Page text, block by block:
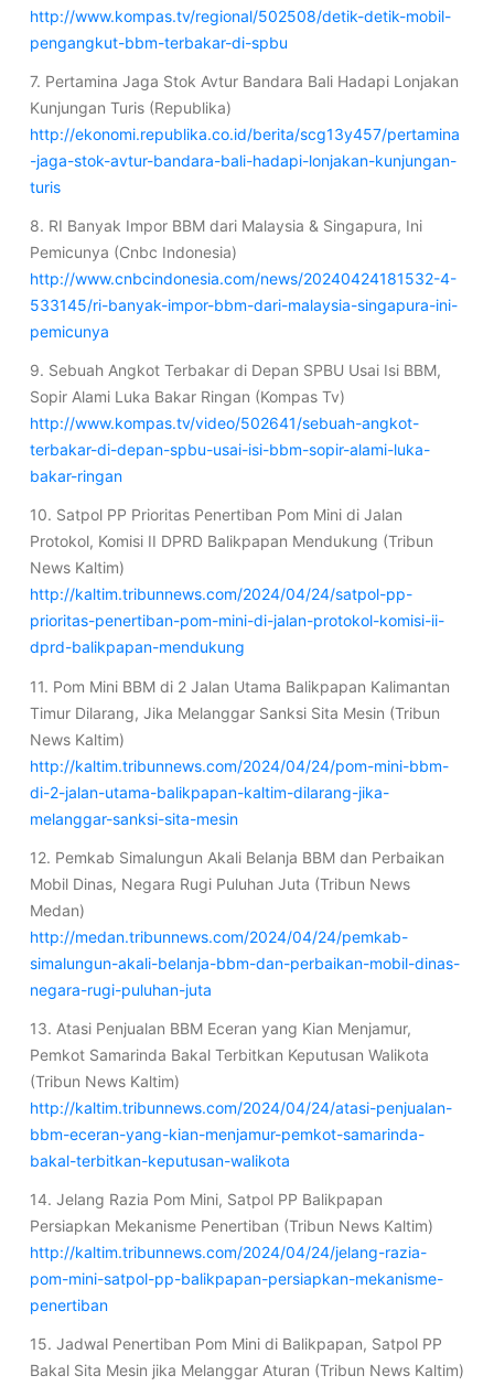
http://www.kompas.tv/regional/502508/detik-detik-mobil-
pengangkut-bbm-terbakar-di-spbu
7. Pertamina Jaga Stok Avtur Bandara Bali Hadapi Lonjakan
Kunjungan Turis (Republika)
http://ekonomi.republika.co.id/berita/scg13y457/pertamina
-jaga-stok-avtur-bandara-bali-hadapi-lonjakan-kunjungan-
turis
8. RI Banyak Impor BBM dari Malaysia & Singapura, Ini
Pemicunya (Cnbc Indonesia)
http://www.cnbcindonesia.com/news/20240424181532-4-
533145/ri-banyak-impor-bbm-dari-malaysia-singapura-ini-
pemicunya
9. Sebuah Angkot Terbakar di Depan SPBU Usai Isi BBM,
Sopir Alami Luka Bakar Ringan (Kompas Tv)
http://www.kompas.tv/video/502641/sebuah-angkot-
terbakar-di-depan-spbu-usai-isi-bbm-sopir-alami-luka-
bakar-ringan
10. Satpol PP Prioritas Penertiban Pom Mini di Jalan
Protokol, Komisi II DPRD Balikpapan Mendukung (Tribun
News Kaltim)
http://kaltim.tribunnews.com/2024/04/24/satpol-pp-
prioritas-penertiban-pom-mini-di-jalan-protokol-komisi-ii-
dprd-balikpapan-mendukung
11. Pom Mini BBM di 2 Jalan Utama Balikpapan Kalimantan
Timur Dilarang, Jika Melanggar Sanksi Sita Mesin (Tribun
News Kaltim)
http://kaltim.tribunnews.com/2024/04/24/pom-mini-bbm-
di-2-jalan-utama-balikpapan-kaltim-dilarang-jika-
melanggar-sanksi-sita-mesin
12. Pemkab Simalungun Akali Belanja BBM dan Perbaikan
Mobil Dinas, Negara Rugi Puluhan Juta (Tribun News
Medan)
http://medan.tribunnews.com/2024/04/24/pemkab-
simalungun-akali-belanja-bbm-dan-perbaikan-mobil-dinas-
negara-rugi-puluhan-juta
13. Atasi Penjualan BBM Eceran yang Kian Menjamur,
Pemkot Samarinda Bakal Terbitkan Keputusan Walikota
(Tribun News Kaltim)
http://kaltim.tribunnews.com/2024/04/24/atasi-penjualan-
bbm-eceran-yang-kian-menjamur-pemkot-samarinda-
bakal-terbitkan-keputusan-walikota
14. Jelang Razia Pom Mini, Satpol PP Balikpapan
Persiapkan Mekanisme Penertiban (Tribun News Kaltim)
http://kaltim.tribunnews.com/2024/04/24/jelang-razia-
pom-mini-satpol-pp-balikpapan-persiapkan-mekanisme-
penertiban
15. Jadwal Penertiban Pom Mini di Balikpapan, Satpol PP
Bakal Sita Mesin jika Melanggar Aturan (Tribun News Kaltim)